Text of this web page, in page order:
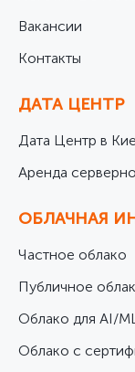
Вакансии
Контакты
ДАТА ЦЕНТР
Дата Центр в
Аренда
ОБЛАЧНАЯ
Частное облако
Публичное
Облако для AI/
Облако с